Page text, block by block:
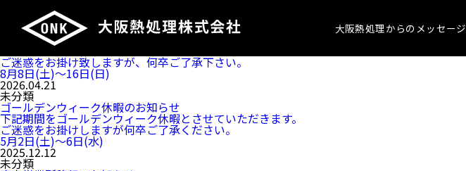
大阪熱処理からのメッセージ
2026.07.07
未分類
夏季休暇のお知らせ
下記期間を夏季休暇とさせていただきます。
ご迷惑をお掛け致しますが、何卒ご了承下さい。
8月8日(土)～16日(日)
2026.04.21
未分類
ゴールデンウィーク休暇のお知らせ
下記期間をゴールデンウィーク休暇とさせていただきます。
ご迷惑をお掛けしますが何卒ご了承ください。
5月2日(土)～6日(水)
2025.12.12
未分類